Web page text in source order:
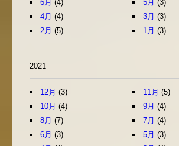
6月 (4) 5月 (3)
4月 (4) 3月 (3)
2月 (5) 1月 (3)
2021
12月 (3) 11月 (5)
10月 (4) 9月 (4)
8月 (7) 7月 (4)
6月 (3) 5月 (3)